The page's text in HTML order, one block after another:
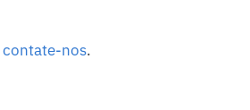
contate-nos.